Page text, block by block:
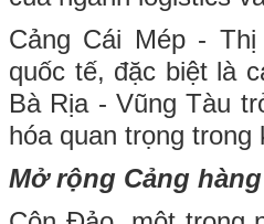
Cảng Cái Mép -
quốc tế, đặc biệt là
Bà Rịa - Vũng Tàu
hóa quan trọng
Mở rộng Cảng